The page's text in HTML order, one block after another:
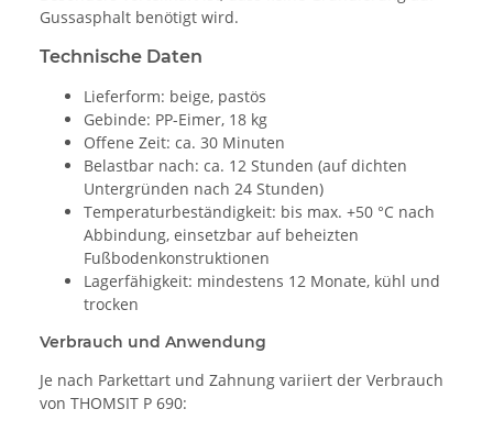
Gussasphalt benötigt wird.
Technische Daten
Lieferform: beige, pastös
Gebinde: PP-Eimer, 18 kg
Offene Zeit: ca. 30 Minuten
Belastbar nach: ca. 12 Stunden (auf dichten
Untergründen nach 24 Stunden)
Temperaturbeständigkeit: bis max. +50 °C nach
Abbindung, einsetzbar auf beheizten
Fußbodenkonstruktionen
Lagerfähigkeit: mindestens 12 Monate, kühl und
trocken
Verbrauch und Anwendung
Je nach Parkettart und Zahnung variiert der Verbrauch
von THOMSIT P 690: